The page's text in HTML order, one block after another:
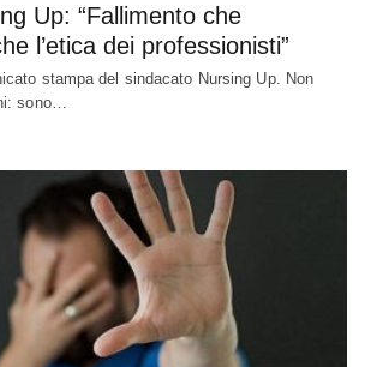
Up: “Fallimento che
l’etica dei professionisti”
stampa del sindacato Nursing Up. Non
sono…